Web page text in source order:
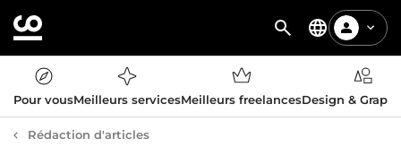
Pour vousMeilleurs servicesMeilleurs freelancesDesign &
Rédaction d'articles